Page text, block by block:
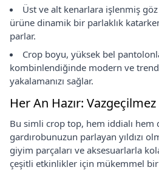
Üst ve alt kenarlara işlenmiş göz
ürüne dinamik bir parlaklık katarken,
parlar.
Crop boyu, yüksek bel
kombinlendiğinde modern ve
yakalamanızı sağlar.
Her An Hazır: Vazgeçilmez
Bu simli crop top, hem iddialı hem
gardırobunuzun parlayan yıldızı
giyim parçaları ve aksesuarlarla
çeşitli etkinlikler için mükemmel